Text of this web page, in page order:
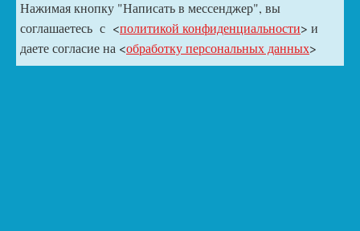
Нажимая кнопку "Написать в мессенджер", вы
соглашаетесь с <политикой конфиденциальности> и
даете согласие на <обработку персональных данных>